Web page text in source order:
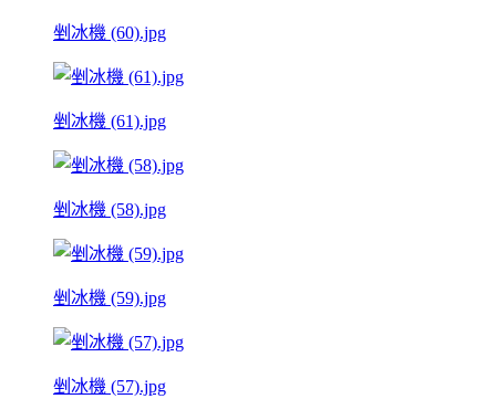
剉冰機 (60).jpg
剉冰機 (61).jpg
剉冰機 (58).jpg
剉冰機 (59).jpg
剉冰機 (57).jpg